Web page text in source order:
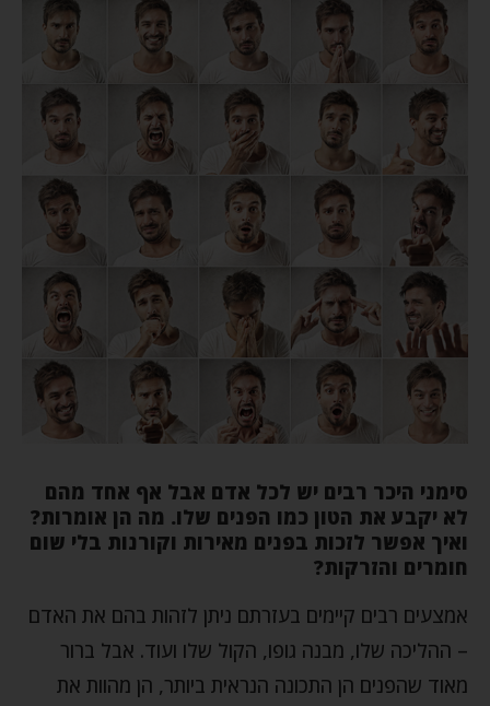
סימני היכר רבים יש לכל אדם אבל אף אחד מהם
לא יקבע את הטון כמו הפנים שלו. מה הן אומרות?
ואיך אפשר לזכות בפנים מאירות וקורנות בלי שום
חומרים והזרקות?
אמצעים רבים קיימים בעזרתם ניתן לזהות בהם את האדם
– ההליכה שלו, מבנה גופו, הקול שלו ועוד. אבל ברור
מאוד שהפנים הן התכונה הנראית ביותר, הן מהוות את